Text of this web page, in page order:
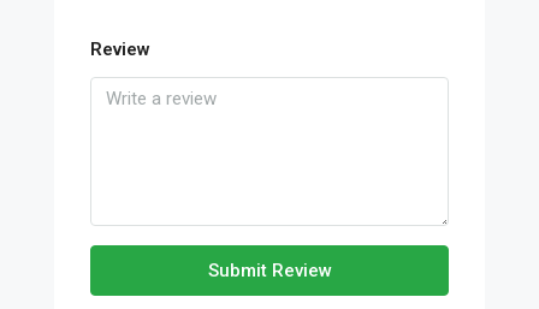
Review
Submit Review